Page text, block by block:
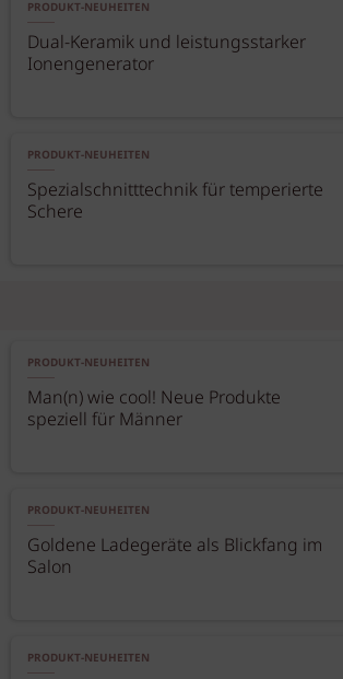
PRODUKT-NEUHEITEN
Dual-Keramik und leistungsstarker
Ionengenerator
PRODUKT-NEUHEITEN
Spezialschnitttechnik für temperierte
Schere
PRODUKT-NEUHEITEN
Man(n) wie cool! Neue Produkte
speziell für Männer
PRODUKT-NEUHEITEN
Goldene Ladegeräte als Blickfang im
Salon
PRODUKT-NEUHEITEN